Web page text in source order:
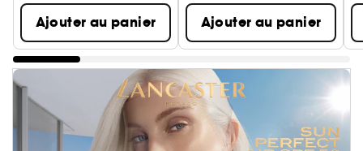
Ajouter au panier Ajouter au panier